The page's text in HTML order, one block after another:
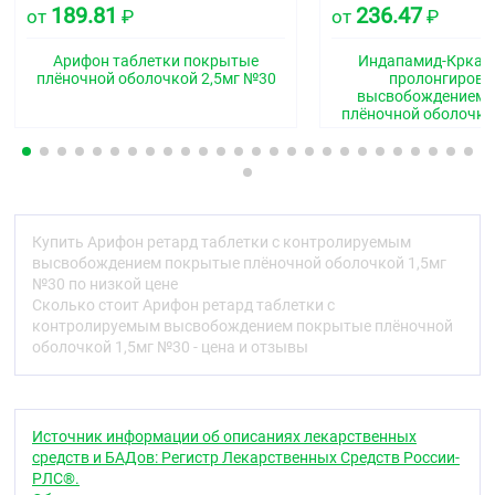
Фармакологические свойства
Индапамид относится к производным
сульфонамида с индольным кольцом и по
фармакологическим свойствам близок к
реабсорбцию ионов натрия в кортикальном
сегменте петли нефрона. При этом увеличивается
меньшей степени ионов калия и магния, что
сопровождается увеличением диуреза и
гипотензивным эффектом.
В клинических исследованиях II и III фаз при
использовании индапамида в режиме
монотерапии в дозах, не оказывающих
эффект.
Антигипертензивная активность индапамида
связана с улучшением эластических свойств
крупных артерий, уменьшением артериолярного и
от 189.81 ₽
Арифон таблетки покрытые
плёночной оболочкой 2,5мг №30
от 236.47₽
Индапамид-Крка
высвобождением
плёночной
Купить Арифон ретард таблетки с контролируемым
высвобождением покрытые плёночной оболочкой 1,5мг
№30 по низкой цене
Сколько стоит Арифон ретард таблетки с
контролируемым высвобождением покрытые плёночной
оболочкой 1,5мг №30 - цена и отзывы
Источник информации об описаниях лекарственных
средств и БАДов: Регистр Лекарственных Средств России-
РЛС®.